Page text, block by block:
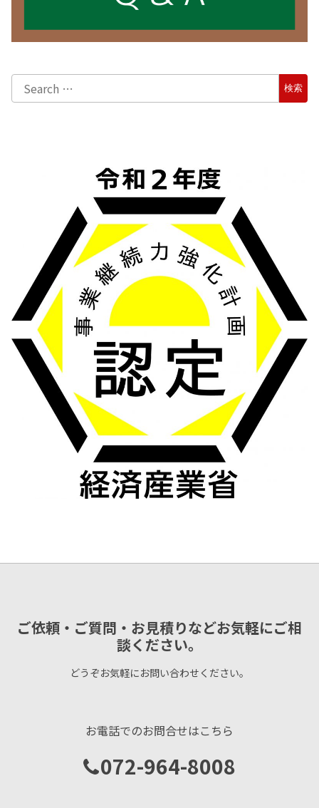
ご依頼・ご質問・お見積りなどお気軽にご相
談ください。
どうぞお気軽にお問い合わせください。
お電話でのお問合せはこちら
072-964-8008